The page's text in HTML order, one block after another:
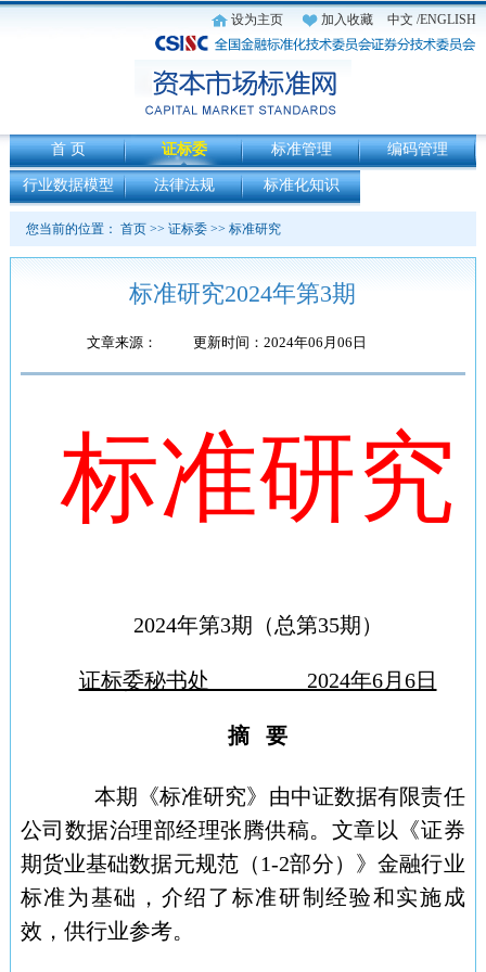
设为主页 加入收藏 中文 /ENGLISH
首 页 证标委 标准管理 编码管理
行业数据模型 法律法规 标准化知识
您当前的位置： 首页>> 证标委>> 标准研究
标准研究2024年第3期
文章来源： 更新时间：2024年06月06日
标准研究
2024年第3期（总第35期）
证标委秘书处 2024年6月6日
摘 要
本期《标准研究》由中证数据有限责任
公司数据治理部经理张腾供稿。文章以《证券
期货业基础数据元规范（1-2部分）》金融行业
标准为基础，介绍了标准研制经验和实施成
效，供行业参考。